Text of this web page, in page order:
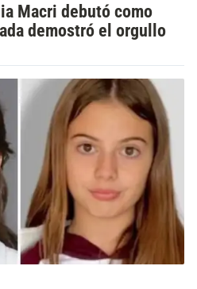
Macri debutó como
demostró el orgullo